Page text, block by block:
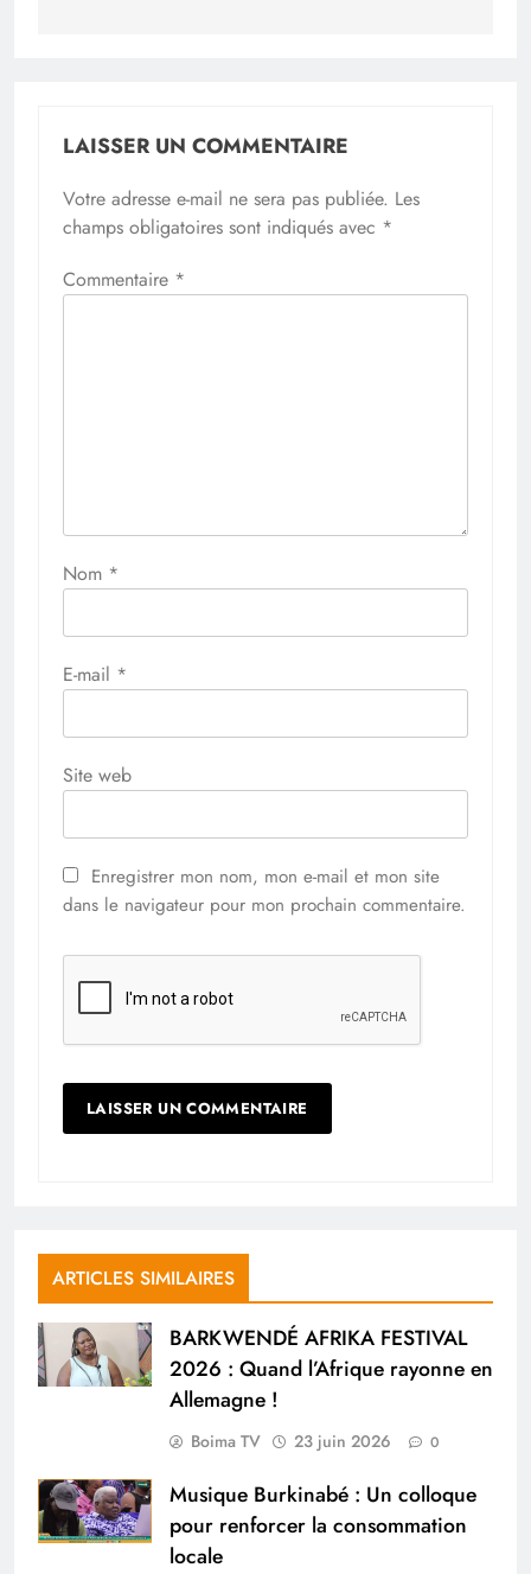
LAISSER UN COMMENTAIRE
Votre adresse e-mail ne sera pas publiée. Les
champs obligatoires sont indiqués avec *
Commentaire *
Nom *
E-mail *
Site web
Enregistrer mon nom, mon e-mail et mon site
dans le navigateur pour mon prochain commentaire.
ARTICLES SIMILAIRES
BARKWENDÉ AFRIKA FESTIVAL
2026 : Quand l’Afrique rayonne en
Allemagne !
Boima TV 23 juin 2026 0
Musique Burkinabé : Un colloque
pour renforcer la consommation
locale